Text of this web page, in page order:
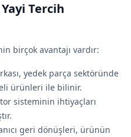
Tercih
birçok avantajı vardır:
yedek parça sektöründe
ürünleri ile bilinir.
sisteminin ihtiyaçları
geri dönüşleri, ürünün